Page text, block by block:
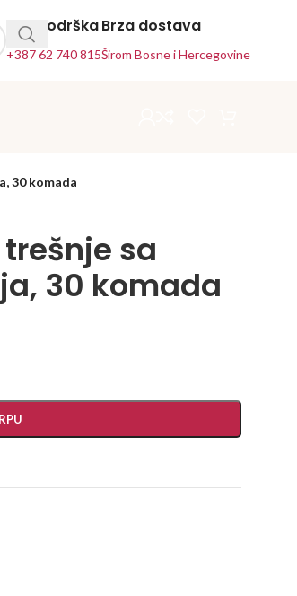
24h Podrška
+387 62 740 815
Brza dostava
Širom Bosne i Hercegovine
30 komada
sa
30 komada